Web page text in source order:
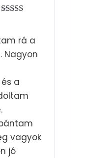
rá a
Nagyon
a
vagyok
jó